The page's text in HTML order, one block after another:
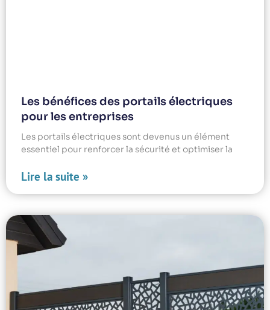
Les bénéfices des portails électriques
pour les entreprises
Les portails électriques sont devenus un élément
essentiel pour renforcer la sécurité et optimiser la
Lire la suite »